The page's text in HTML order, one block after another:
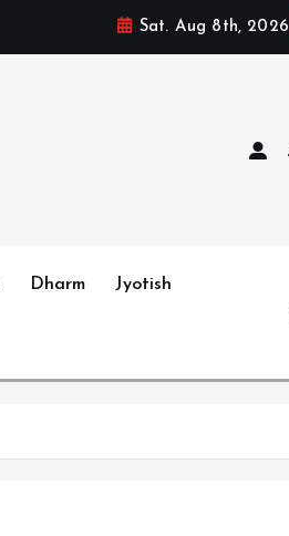
Sat. Aug 8th, 2026
Dharm Jyotish